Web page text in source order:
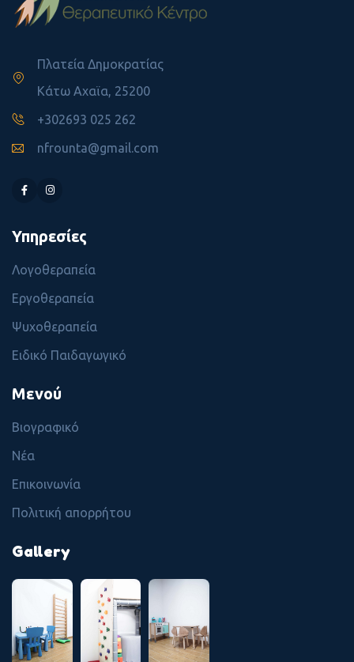
Πλατεία Δημοκρατίας
Κάτω Αχαϊα, 25200
+302693 025 262
nfrounta@gmail.com
Υπηρεσίες
Λογοθεραπεία
Εργοθεραπεία
Ψυχοθεραπεία
Ειδικό Παιδαγωγικό
Μενού
Βιογραφικό
Νέα
Επικοινωνία
Πολιτική απορρήτου
Gallery